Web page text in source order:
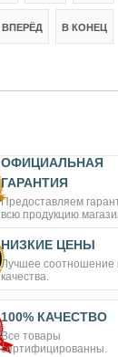
ВПЕРЁД В КОНЕЦ
ОФИЦИАЛЬНАЯ
ГАРАНТИЯ
Предоставляем
всю продукцию
НИЗКИЕ ЦЕНЫ
Лучшее соотношение
качества.
100% КАЧЕСТВО
Все товары
сертифицированны.